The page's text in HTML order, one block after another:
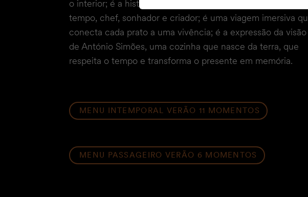
o interior; é a história de um homem que é, ao mesmo
tempo, chef, sonhador e criador; é uma viagem imersiva
conecta cada prato a uma vivência; é a expressão da visão
de António Simões, uma cozinha que nasce da terra, que
respeita o tempo e transforma o presente em memória.
MENU INTEMPORAL VERÃO 11 MOMENTOS
MENU PASSAGEIRO VERÃO 6 MOMENTOS